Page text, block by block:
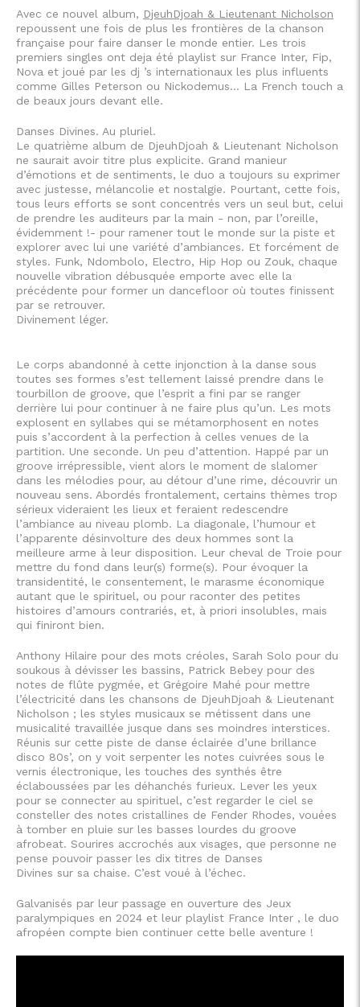
Avec ce nouvel album, DjeuhDjoah & Lieutenant Nicholson
repoussent une fois de plus les frontières de la chanson
française pour faire danser le monde entier. Les trois
premiers singles ont deja été playlist sur France Inter, Fip,
Nova et joué par les dj ’s internationaux les plus influents
comme Gilles Peterson ou Nickodemus… La French touch a
de beaux jours devant elle.
Danses Divines. Au pluriel.
Le quatrième album de DjeuhDjoah & Lieutenant Nicholson
ne saurait avoir titre plus explicite. Grand manieur
d’émotions et de sentiments, le duo a toujours su exprimer
avec justesse, mélancolie et nostalgie. Pourtant, cette fois,
tous leurs efforts se sont concentrés vers un seul but, celui
de prendre les auditeurs par la main - non, par l’oreille,
évidemment !- pour ramener tout le monde sur la piste et
explorer avec lui une variété d’ambiances. Et forcément de
styles. Funk, Ndombolo, Electro, Hip Hop ou Zouk, chaque
nouvelle vibration débusquée emporte avec elle la
précédente pour former un dancefloor où toutes finissent
par se retrouver.
Divinement léger.
Le corps abandonné à cette injonction à la danse sous
toutes ses formes s’est tellement laissé prendre dans le
tourbillon de groove, que l’esprit a fini par se ranger
derrière lui pour continuer à ne faire plus qu’un. Les mots
explosent en syllabes qui se métamorphosent en notes
puis s’accordent à la perfection à celles venues de la
partition. Une seconde. Un peu d’attention. Happé par un
groove irrépressible, vient alors le moment de slalomer
dans les mélodies pour, au détour d’une rime, découvrir un
nouveau sens. Abordés frontalement, certains thèmes trop
sérieux videraient les lieux et feraient redescendre
l’ambiance au niveau plomb. La diagonale, l’humour et
l’apparente désinvolture des deux hommes sont la
meilleure arme à leur disposition. Leur cheval de Troie pour
mettre du fond dans leur(s) forme(s). Pour évoquer la
transidentité, le consentement, le marasme économique
autant que le spirituel, ou pour raconter des petites
histoires d’amours contrariés, et, à priori insolubles, mais
qui finiront bien.
Anthony Hilaire pour des mots créoles, Sarah Solo pour du
soukous à dévisser les bassins, Patrick Bebey pour des
notes de flûte pygmée, et Grégoire Mahé pour mettre
l’électricité dans les chansons de DjeuhDjoah & Lieutenant
Nicholson ; les styles musicaux se métissent dans une
musicalité travaillée jusque dans ses moindres interstices.
Réunis sur cette piste de danse éclairée d’une brillance
disco 80s’, on y voit serpenter les notes cuivrées sous le
vernis électronique, les touches des synthés être
éclaboussées par les déhanchés furieux. Lever les yeux
pour se connecter au spirituel, c’est regarder le ciel se
consteller des notes cristallines de Fender Rhodes, vouées
à tomber en pluie sur les basses lourdes du groove
afrobeat. Sourires accrochés aux visages, que personne ne
pense pouvoir passer les dix titres de Danses
Divines sur sa chaise. C’est voué à l’échec.
Galvanisés par leur passage en ouverture des Jeux
paralympiques en 2024 et leur playlist France Inter , le duo
afropéen compte bien continuer cette belle aventure !